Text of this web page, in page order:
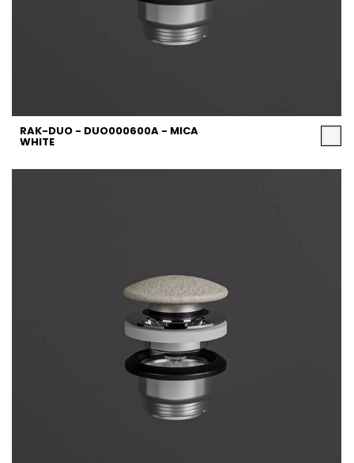
RAK-DUO - DUO000600A - MICA
WHITE